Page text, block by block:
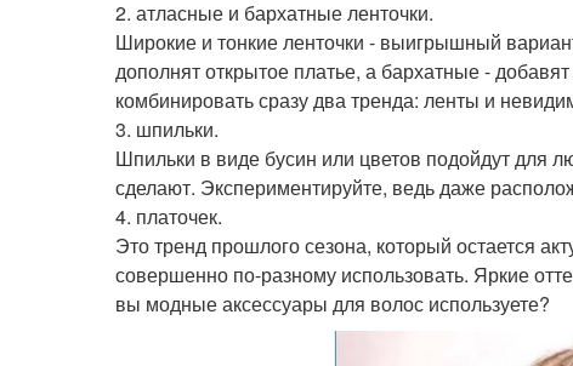
2. атласные и бархатные ленточки.
Широкие и тонкие ленточки - выигрышный
дополнят открытое платье, а бархатные -
комбинировать сразу два тренда: ленты и
3. шпильки.
Шпильки в виде бусин или цветов подойдут для
сделают. Экспериментируйте, ведь даже
4. платочек.
Это тренд прошлого сезона, который остается
совершенно по-разному использовать. Яркие
вы модные аксессуары для волос используете?